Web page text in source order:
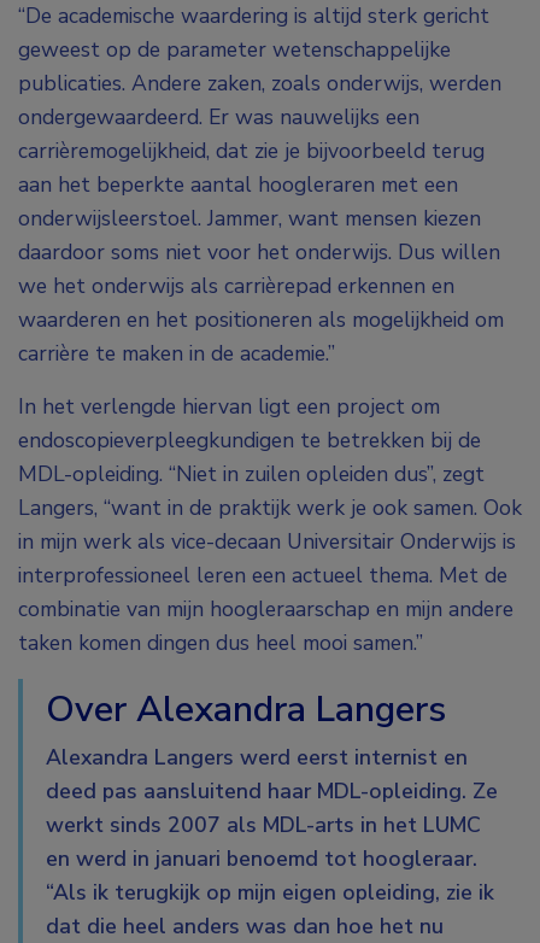
“De academische waardering is altijd sterk gericht
geweest op de parameter wetenschappelijke
publicaties. Andere zaken, zoals onderwijs, werden
ondergewaardeerd. Er was nauwelijks een
carrièremogelijkheid, dat zie je bijvoorbeeld terug
aan het beperkte aantal hoogleraren met een
onderwijsleerstoel. Jammer, want mensen kiezen
daardoor soms niet voor het onderwijs. Dus willen
we het onderwijs als carrièrepad erkennen en
waarderen en het positioneren als mogelijkheid om
carrière te maken in de academie.”
In het verlengde hiervan ligt een project om
endoscopieverpleegkundigen te betrekken bij de
MDL-opleiding. “Niet in zuilen opleiden dus”, zegt
Langers, “want in de praktijk werk je ook samen. Ook
in mijn werk als vice-decaan Universitair Onderwijs is
interprofessioneel leren een actueel thema. Met de
combinatie van mijn hoogleraarschap en mijn andere
taken komen dingen dus heel mooi samen.”
Over Alexandra Langers
Alexandra Langers werd eerst internist en
deed pas aansluitend haar MDL-opleiding. Ze
werkt sinds 2007 als MDL-arts in het LUMC
en werd in januari benoemd tot hoogleraar.
“Als ik terugkijk op mijn eigen opleiding, zie ik
dat die heel anders was dan hoe het nu